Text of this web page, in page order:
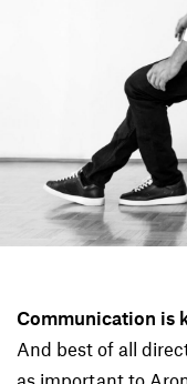
Communication is
And best of all